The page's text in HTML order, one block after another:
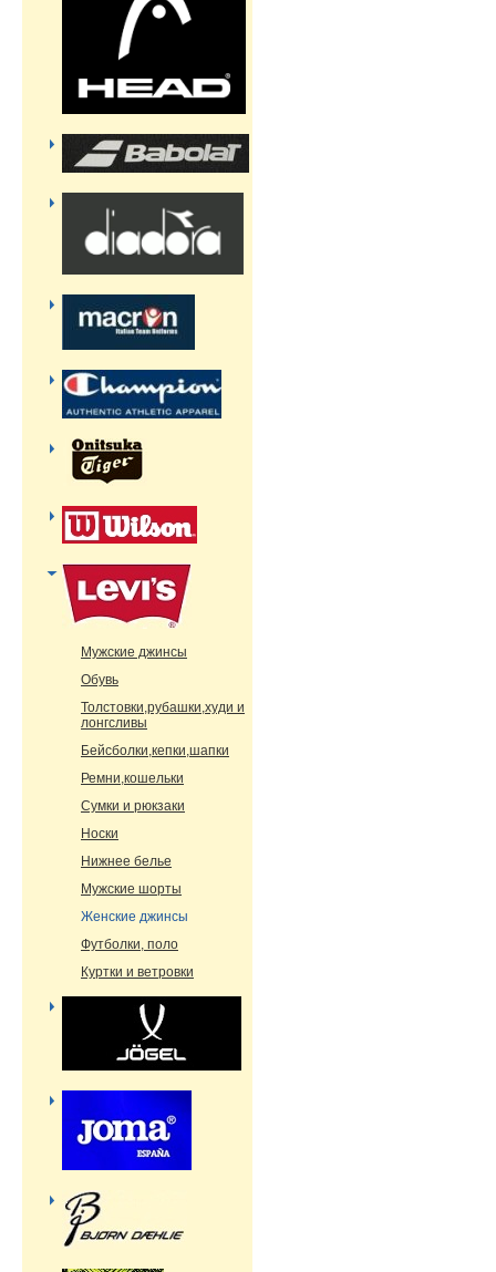
Мужские джинсы
Обувь
Толстовки,рубашки,худи и
лонгсливы
Бейсболки,кепки,шапки
Ремни,кошельки
Сумки и рюкзаки
Носки
Нижнее белье
Мужские шорты
Женские джинсы
Футболки, поло
Куртки и ветровки